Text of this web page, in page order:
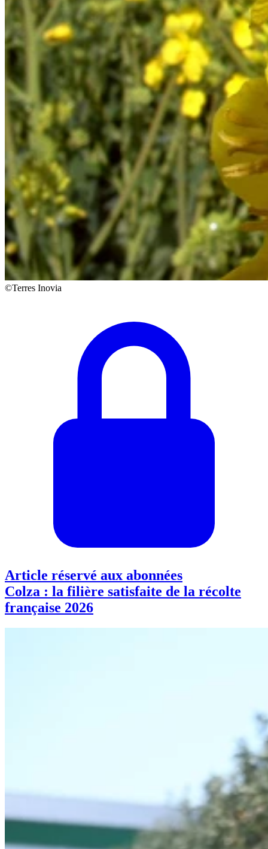
©Terres Inovia
Article réservé aux abonnées
Colza : la filière satisfaite de la récolte
française 2026